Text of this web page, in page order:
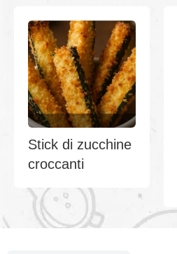
Stick di zucchine
croccanti